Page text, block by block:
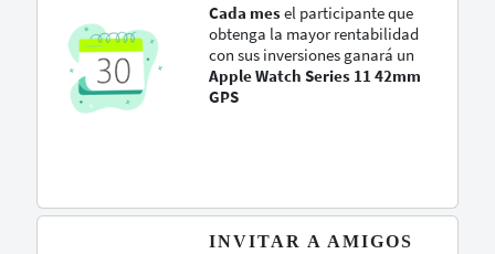
Cada mesel participante que
obtenga la mayor rentabilidad
con sus inversiones ganará un
Apple Watch Series 11 42mm
GPS
INVITAR A AMIGOS